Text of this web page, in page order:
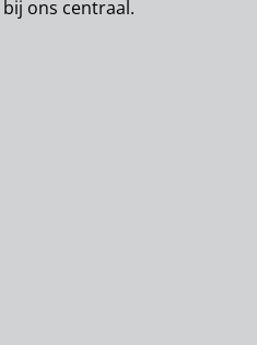
ons centraal.